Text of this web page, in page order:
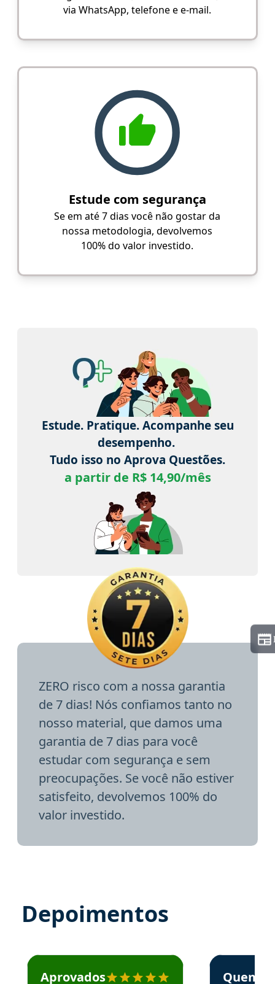
via WhatsApp, telefone e e-mail.
Estude com segurança
Se em até 7 dias você não gostar da
nossa metodologia, devolvemos
100% do valor investido.
Estude. Pratique. Acompanhe seu
desempenho.
Tudo isso no Aprova Questões.
a partir de R$ 14,90/mês
ZERO risco com a nossa garantia
de 7 dias! Nós confiamos tanto no
nosso material, que damos uma
garantia de 7 dias para você
estudar com segurança e sem
preocupações. Se você não estiver
satisfeito, devolvemos 100% do
valor investido.
Depoimentos
Estudante José recomenda o Aprova Concursos em
Aprovados
Estudante
Quem